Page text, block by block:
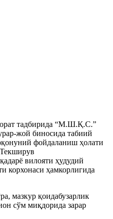
тадбирида “М.Ш.Қ.С.”
жой биносида табиий
фойдаланиш ҳолати
вилояти ҳудудий
корхонаси ҳамкорлигида
мазкур қоидабузарлик
сўм миқдорида зарар